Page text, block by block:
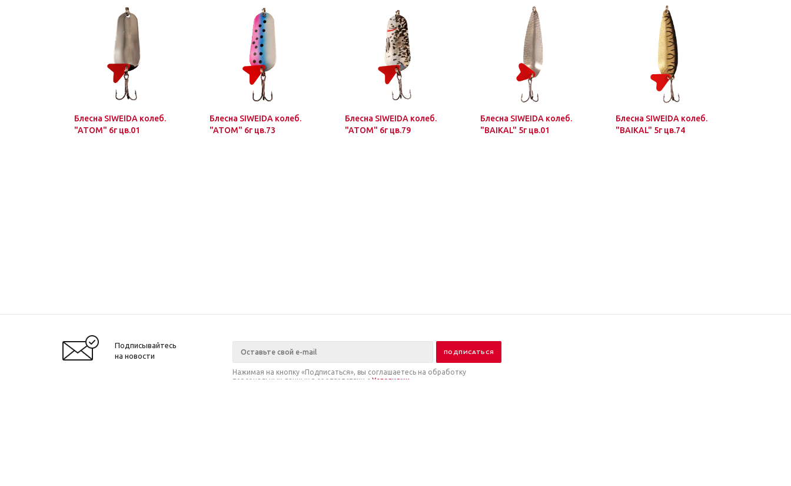
Блесна SIWEIDA колеб.
"ATOM" 6г цв.01
Блесна SIWEIDA колеб.
"ATOM" 6г цв.73
Блесна SIWEIDA колеб.
"ATOM" 6г цв.79
Блесна SIWEIDA колеб.
"BAIKAL" 5г цв.01
Блесна SIWEIDA колеб.
"BAIKAL" 5г цв.74
Подписывайтесь
на новости
Нажимая на кнопку «Подписаться», вы соглашаетесь на обработку
персональных данных в соответствии с Условиями